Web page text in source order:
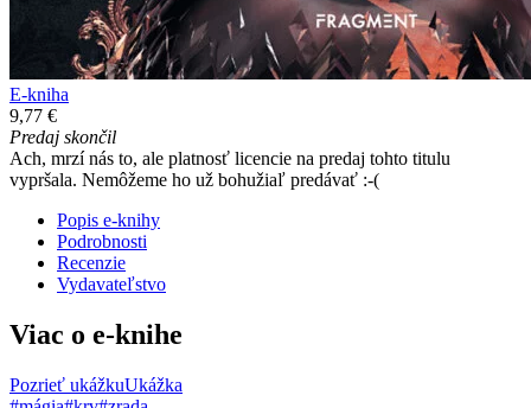
E-kniha
9,77 €
Predaj skončil
Ach, mrzí nás to, ale platnosť licencie na predaj tohto titulu
vypršala. Nemôžeme ho už bohužiaľ predávať :-(
Popis e-knihy
Podrobnosti
Recenzie
Vydavateľstvo
Viac o e-knihe
Pozrieť ukážkuUkážka